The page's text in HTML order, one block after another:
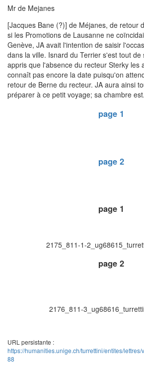
Mr de Mejanes
[Jacques Bane (?)] de Méjanes, de retour
si les Promotions de Lausanne ne
Genève, JA avait l'intention de saisir
dans la ville. Isnard du Terrier s'est tout
appris que l'absence du recteur Sterky les
connaît pas encore la date puisqu'on
retour de Berne du recteur. JA aura ainsi
préparer à ce petit voyage; sa chambre
page 1
page 2
page 1
2175_811-1-
page 2
2176_811-
URL persistante :
https://humanities.unige.ch/turrettini/entites/
88